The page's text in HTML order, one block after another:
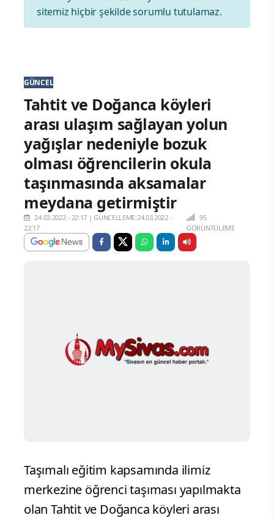
sitemiz hiçbir şekilde sorumlu tutulamaz.
GÜNCEL
Tahtit ve Doğanca köyleri
arası ulaşım sağlayan yolun
yağışlar nedeniyle bozuk
olması öğrencilerin okula
taşınmasında aksamalar
meydana getirmiştir
24.03.2022 - 22:17 |GÜNCELLEME:24.03.2022 -
22:17
95
GÖRÜNTÜLEME
Taşımalı eğitim kapsamında ilimiz
merkezine öğrenci taşıması yapılmakta
olan Tahtit ve Doğanca köyleri arası